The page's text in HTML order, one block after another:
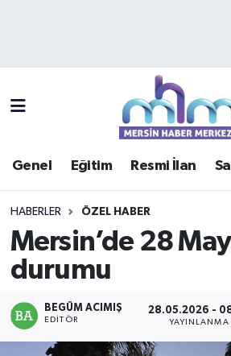
Genel Eğitim Resmi İlan
HABERLER ÖZEL HABER
Mersin’de 28
durumu
BEGÜM ACIMIŞ
EDITÖR
28.05.2026 -
YAYINLANMA
Güncel
Haberde insan
Kültür - Sanat
Mersin Trafik Yoğunluk
Süper Lig Puan Durumu ve
Haber Arşivi